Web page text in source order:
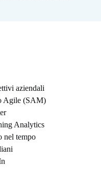
aziendali
Agile (SAM)
Analytics
nel tempo